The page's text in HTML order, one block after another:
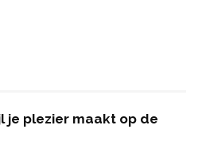
je plezier maakt op de